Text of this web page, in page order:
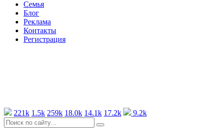
Семья
Блог
Реклама
Контакты
Регистрация
221k 1.5k 259k 18.0k 14.1k 17.2k 9.2k